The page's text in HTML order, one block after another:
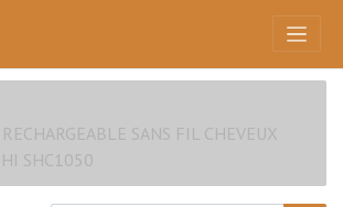
SANS FIL CHEVEUX
SHC1050